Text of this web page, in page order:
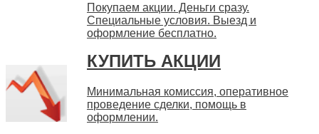
Покупаем акции. Деньги сразу.
Специальные условия. Выезд и
оформление бесплатно.
КУПИТЬ АКЦИИ
Минимальная комиссия, оперативное
проведение сделки, помощь в
оформлении.